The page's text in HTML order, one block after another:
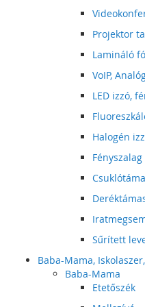
Projektor
Lamináló
VoIP,
LED izzó,
Halogén
Fényszalag
Sűrített
Baba-Mama,
Baba-Mama
Etetőszék